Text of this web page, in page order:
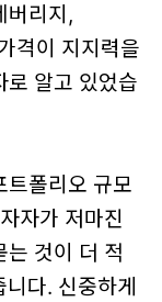
버리지,
격이 지지력을
로 알고 있었습
트폴리오 규모
자가 저마진
는 것이 더 적
다. 신중하게